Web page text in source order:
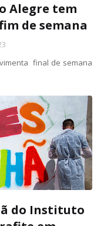
Alegre tem
de semana
final de semana
do Instituto